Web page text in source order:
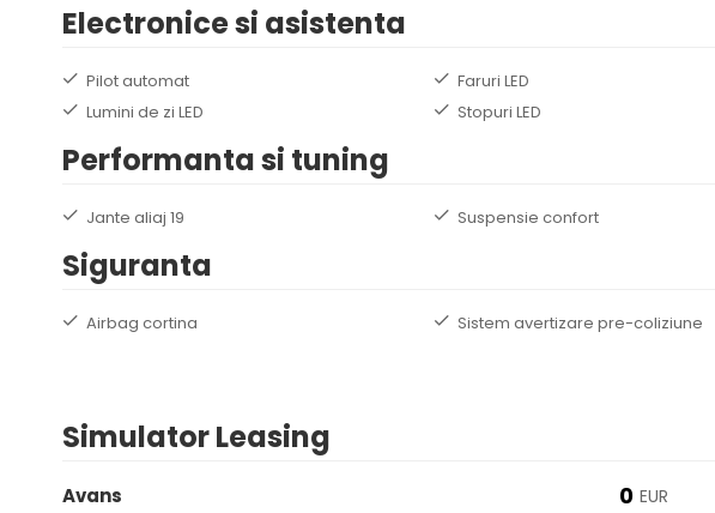
Electronice si asistenta
Pilot automat Faruri LED
Lumini de zi LED
Stopuri LED
Performanta si tuning
Jante aliaj 19 Suspensie confort
Siguranta
Airbag cortina Sistem avertizare pre-coliziune
Simulator Leasing
Avans 0 EUR